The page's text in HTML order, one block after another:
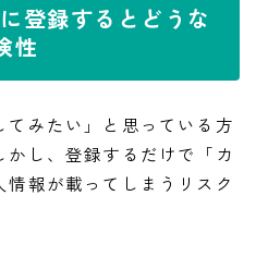
登録するとどうな
性
てみたい」と思っている方
し、登録するだけで「カ
報が載ってしまうリスク